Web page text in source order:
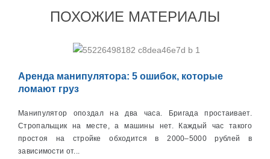
ПОХОЖИЕ МАТЕРИАЛЫ
Аренда манипулятора: 5 ошибок, которые
ломают груз
Манипулятор опоздал на два часа. Бригада простаивает.
Стропальщик на месте, а машины нет. Каждый час такого
простоя на стройке обходится в 2000–5000 рублей в
зависимости от...